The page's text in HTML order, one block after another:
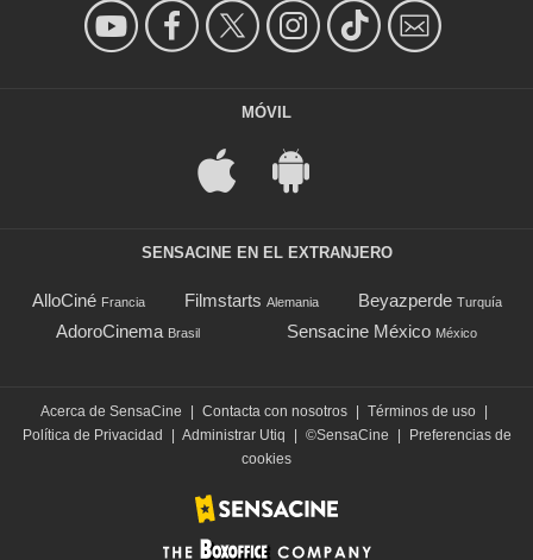
MÓVIL
SENSACINE EN EL EXTRANJERO
AlloCiné Francia Filmstarts Alemania Beyazperde Turquía
AdoroCinema Brasil Sensacine México México
Acerca de SensaCine Contacta con nosotros Términos de uso
Política de Privacidad
Administrar Utiq ©SensaCine
Preferencias de
cookies